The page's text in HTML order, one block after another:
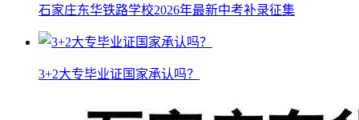
石家庄东华铁路学校2026年最新中考补录征集
3+2大专毕业证国家承认吗？